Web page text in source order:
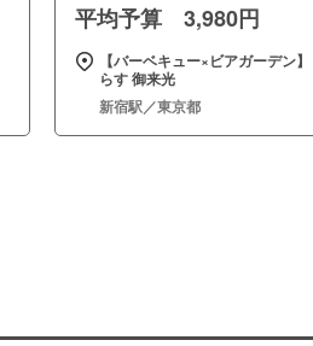
平均予算 3,980円
【バーベキュー×ビアガーデン
らす 御来光
新宿駅／東京都